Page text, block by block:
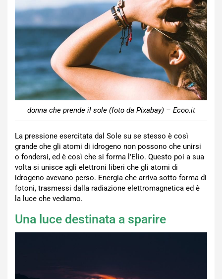
donna che prende il sole (foto da Pixabay) – Ecoo.it
La pressione esercitata dal Sole su se stesso è così
grande che gli atomi di idrogeno non possono che unirsi
o fondersi, ed è così che si forma l’Elio. Questo poi a sua
volta si unisce agli elettroni liberi che gli atomi di
idrogeno avevano perso. Energia che arriva sotto forma di
fotoni, trasmessi dalla radiazione elettromagnetica ed è
la luce che vediamo.
Una luce destinata a sparire